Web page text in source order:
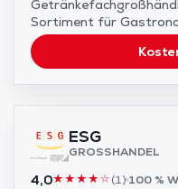
Sortiment für
ESG
GROSSHANDEL
4,0★★★★☆(1)100 %